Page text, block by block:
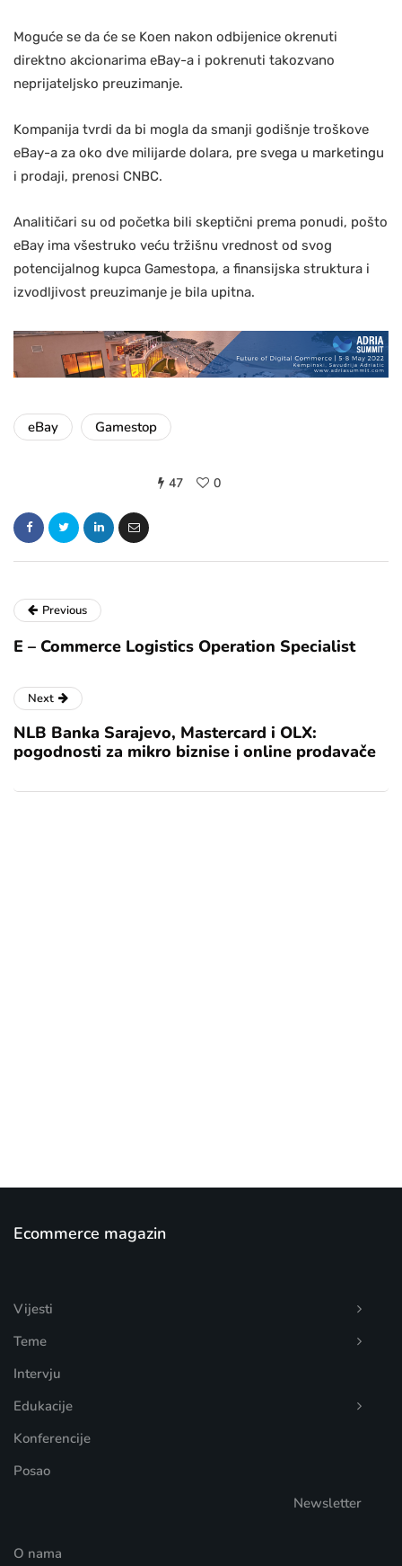
Moguće se da će se Koen nakon odbijenice okrenuti
direktno akcionarima eBay-a i pokrenuti takozvano
neprijateljsko preuzimanje.
Kompanija tvrdi da bi mogla da smanji godišnje troškove
eBay-a za oko dve milijarde dolara, pre svega u marketingu
i prodaji, prenosi CNBC.
Analitičari su od početka bili skeptični prema ponudi, pošto
eBay ima všestruko veću tržišnu vrednost od svog
potencijalnog kupca Gamestopa, a finansijska struktura i
izvodljivost preuzimanje je bila upitna.
eBay Gamestop
47 0
Previous
E – Commerce Logistics Operation Specialist
Next
NLB Banka Sarajevo, Mastercard i OLX:
pogodnosti za mikro biznise i online prodavače
Ecommerce magazin
Vijesti
Teme
Intervju
Edukacije
Konferencije
Posao
Newsletter
O nama